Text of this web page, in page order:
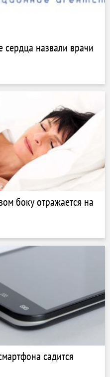
назвали врачи
боку отражается на
садится